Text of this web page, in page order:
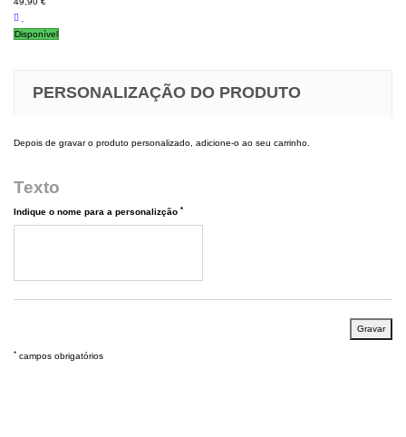
Disponível
PERSONALIZAÇÃO DO PRODUTO
Depois de gravar o produto personalizado, adicione-o ao seu carrinho.
Texto
Indique o nome para a personalizção *
Gravar
* campos obrigatórios